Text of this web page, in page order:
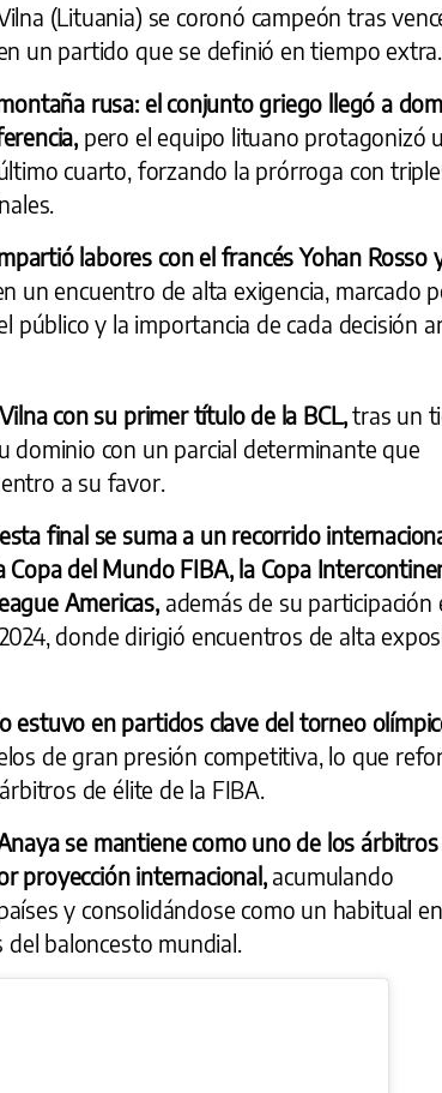
(Lituania) se coronó campeón tras
un partido que se definió en tiempo extra.
rusa: el conjunto griego llegó a
pero el equipo lituano protagonizó
cuarto, forzando la prórroga con
labores con el francés Yohan Rosso
un encuentro de alta exigencia, marcado
público y la importancia de cada decisión
con su primer título de la BCL,tras un
dominio con un parcial determinante que
a su favor.
final se suma a un recorrido
Copa del Mundo FIBA, la Copa
Americas,además de su participación
donde dirigió encuentros de alta
estuvo en partidos clave del torneo
de gran presión competitiva, lo que
de élite de la FIBA.
se mantiene como uno de los árbitros
proyección internacional,acumulando
y consolidándose como un habitual en
baloncesto mundial.